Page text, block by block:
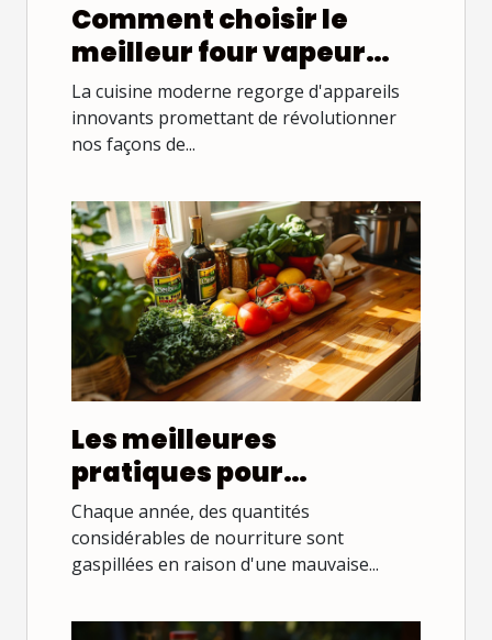
Comment choisir le
meilleur four vapeur
combiné pour votre
cuisine
La cuisine moderne regorge d'appareils
innovants promettant de révolutionner
nos façons de...
Les meilleures
pratiques pour
conserver les aliments
plus longtemps
Chaque année, des quantités
considérables de nourriture sont
gaspillées en raison d'une mauvaise...